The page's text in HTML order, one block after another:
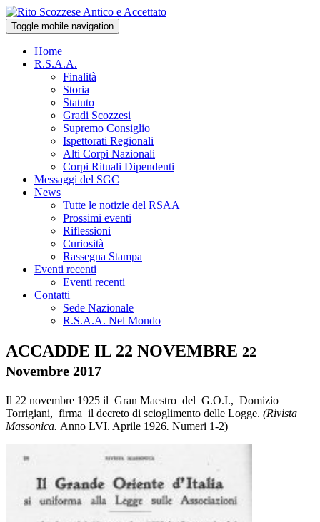
Toggle mobile navigation
Home
R.S.A.A.
Finalità
Storia
Statuto
Gradi Scozzesi
Supremo Consiglio
Ispettorati Regionali
Alti Corpi Nazionali
Corpi Rituali Dipendenti
Messaggi del SGC
News
Tutte le notizie del RSAA
Prossimi eventi
Riflessioni
Curiosità
Rassegna Stampa
Eventi recenti
Eventi recenti
Contatti
Sede Nazionale
R.S.A.A. Nel Mondo
ACCADDE IL 22 NOVEMBRE 22
Novembre 2017
Il 22 novembre 1925 il Gran Maestro del G.O.I., Domizio
Torrigiani, firma il decreto di scioglimento delle Logge. (Rivista
Massonica. Anno LVI. Aprile 1926. Numeri 1-2)